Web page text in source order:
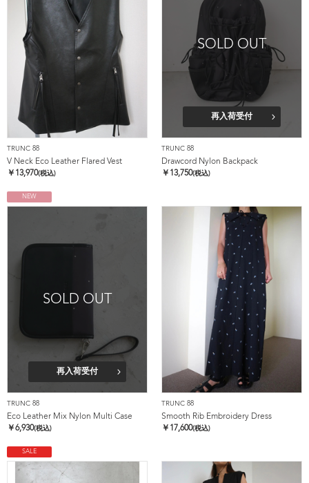
TRUNC 88
V Neck Eco Leather Flared Vest
￥ 13,970(税込)
SOLD OUT
再入荷受付
TRUNC 88
Drawcord Nylon Backpack
￥ 13,750(税込)
NEW
SOLD OUT
再入荷受付
TRUNC 88
Eco Leather Mix Nylon Multi Case
￥6,930(税込)
TRUNC 88
Smooth Rib Embroidery Dress
￥ 17,600(税込)
SALE